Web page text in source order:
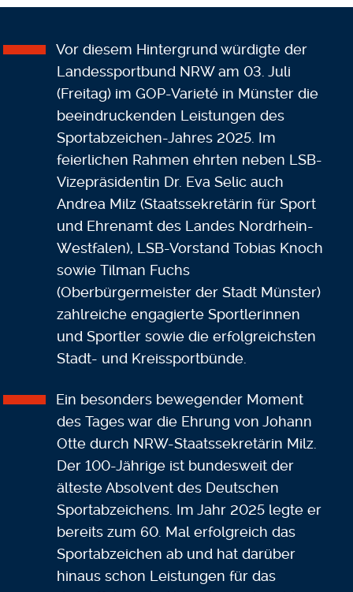
Vor diesem Hintergrund würdigte der
Landessportbund NRW am 03. Juli
(Freitag) im GOP-Varieté in Münster die
beeindruckenden Leistungen des
Sportabzeichen-Jahres 2025. Im
feierlichen Rahmen ehrten neben LSB-
Vizepräsidentin Dr. Eva Selic auch
Andrea Milz (Staatssekretärin für Sport
und Ehrenamt des Landes Nordrhein-
Westfalen), LSB-Vorstand Tobias Knoch
sowie Tilman Fuchs
(Oberbürgermeister der Stadt Münster)
zahlreiche engagierte Sportlerinnen
und Sportler sowie die erfolgreichsten
Stadt- und Kreissportbünde.
Ein besonders bewegender Moment
des Tages war die Ehrung von Johann
Otte durch NRW-Staatssekretärin Milz.
Der 100-Jährige ist bundesweit der
älteste Absolvent des Deutschen
Sportabzeichens. Im Jahr 2025 legte er
bereits zum 60. Mal erfolgreich das
Sportabzeichen ab und hat darüber
hinaus schon Leistungen für das